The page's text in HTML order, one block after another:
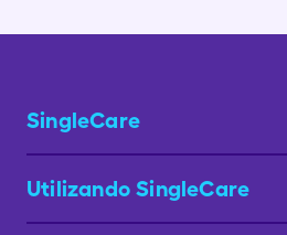
SingleCare
Utilizando SingleCare